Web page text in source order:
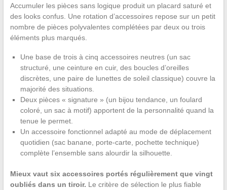
Accumuler les pièces sans logique produit un placard saturé et
des looks confus. Une rotation d’accessoires repose sur un petit
nombre de pièces polyvalentes complétées par deux ou trois
éléments plus marqués.
Une base de trois à cinq accessoires neutres (un sac
structuré, une ceinture en cuir, des boucles d’oreilles
discrètes, une paire de lunettes de soleil classique) couvre la
majorité des situations.
Deux pièces « signature » (un bijou tendance, un foulard
coloré, un sac à motif) apportent de la personnalité quand la
tenue le permet.
Un accessoire fonctionnel adapté au mode de déplacement
quotidien (sac banane, porte-carte, pochette technique)
complète l’ensemble sans alourdir la silhouette.
Mieux vaut six accessoires portés régulièrement que vingt
oubliés dans un tiroir. Le critère de sélection le plus fiable